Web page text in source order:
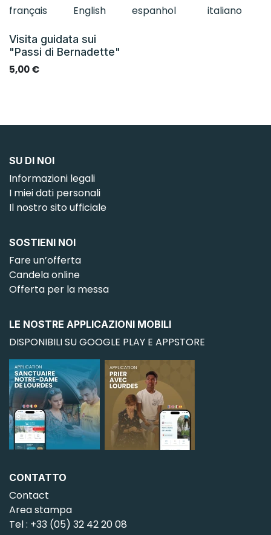
français
English
espanhol
italiano
Visita guidata sui
"Passi di Bernadette"
5,00€
SU DI NOI
Informazioni legali
I miei dati personali
Il nostro sito ufficiale
SOSTIENI NOI
Fare un’offerta
Candela online
Offerta per la messa
LE NOSTRE APPLICAZIONI MOBILI
DISPONIBILI SU GOOGLE PLAY E APPSTORE
CONTATTO
Contact
Area stampa
Tel : +33 (05) 32 42 20 08